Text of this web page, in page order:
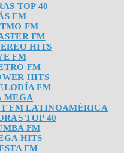
TOP 40
FM
FM
FM
HITS
FM
FM
HITS
FM
MEGA
FM LATINOAMÉRICA
TOP 40
FM
HITS
FM